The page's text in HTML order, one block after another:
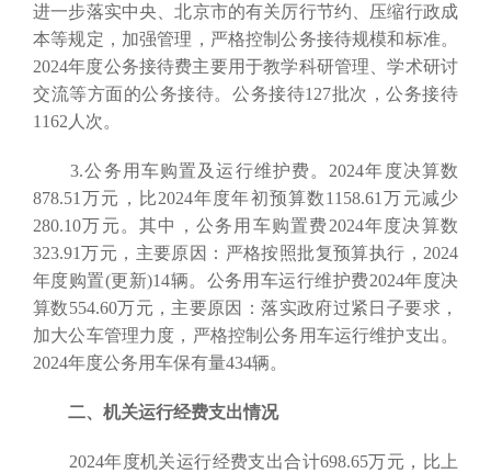
进一步落实中央、北京市的有关厉行节约、压缩行政成
本等规定，加强管理，严格控制公务接待规模和标准。
2024年度公务接待费主要用于教学科研管理、学术研讨
交流等方面的公务接待。公务接待127批次，公务接待
1162人次。
3.公务用车购置及运行维护费。2024年度决算数
878.51万元，比2024年度年初预算数1158.61万元减少
280.10万元。其中，公务用车购置费2024年度决算数
323.91万元，主要原因：严格按照批复预算执行，2024
年度购置(更新)14辆。公务用车运行维护费2024年度决
算数554.60万元，主要原因：落实政府过紧日子要求，
加大公车管理力度，严格控制公务用车运行维护支出。
2024年度公务用车保有量434辆。
二、机关运行经费支出情况
2024年度机关运行经费支出合计698.65万元，比上